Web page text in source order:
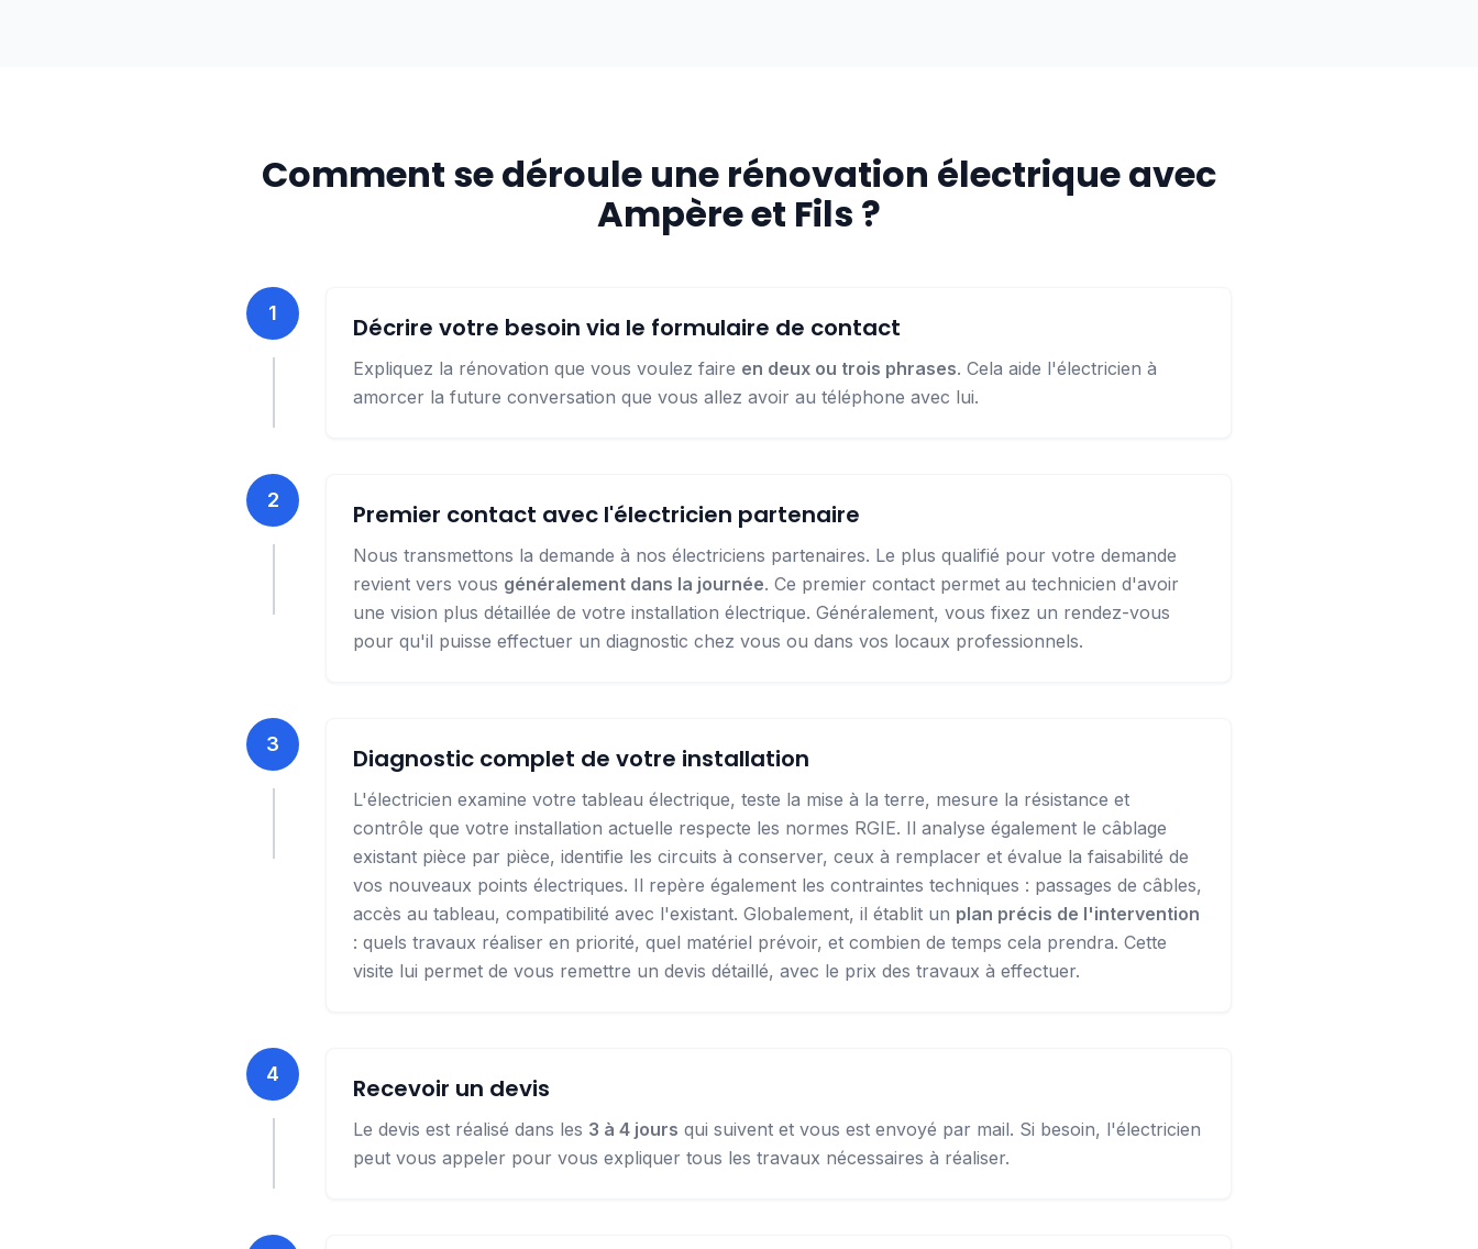
Comment se déroule une rénovation électrique avec
Ampère et Fils ?
1 Décrire votre besoin via le formulaire de contact
Expliquez la rénovation que vous voulez faire en deux ou trois phrases. Cela aide l'électricien à
amorcer la future conversation que vous allez avoir au téléphone avec lui.
2 Premier contact avec l'électricien partenaire
Nous transmettons la demande à nos électriciens partenaires. Le plus qualifié pour votre demande
revient vers vous généralement dans la journée. Ce premier contact permet au technicien d'avoir
une vision plus détaillée de votre installation électrique. Généralement, vous fixez un rendez-vous
pour qu'il puisse effectuer un diagnostic chez vous ou dans vos locaux professionnels.
3 Diagnostic complet de votre installation
L'électricien examine votre tableau électrique, teste la mise à la terre, mesure la résistance et
contrôle que votre installation actuelle respecte les normes RGIE. Il analyse également le câblage
existant pièce par pièce, identifie les circuits à conserver, ceux à remplacer et évalue la faisabilité de
vos nouveaux points électriques. Il repère également les contraintes techniques : passages de câbles,
accès au tableau, compatibilité avec l'existant. Globalement, il établit un plan précis de l'intervention
: quels travaux réaliser en priorité, quel matériel prévoir, et combien de temps cela prendra. Cette
visite lui permet de vous remettre un devis détaillé, avec le prix des travaux à effectuer.
4 Recevoir un devis
Le devis est réalisé dans les 3 à 4 jours qui suivent et vous est envoyé par mail. Si besoin, l'électricien
peut vous appeler pour vous expliquer tous les travaux nécessaires à réaliser.